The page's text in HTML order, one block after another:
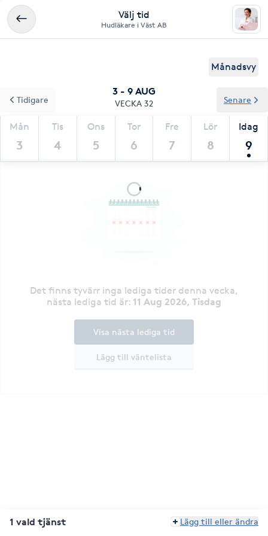
Välj tid
Hudläkare i Väst AB
Månadsvy
3 - 9 AUG
VECKA 32
Mån
3
Tis
4
Ons
5
Tor
6
Fre
7
Lör
8
Idag
9
Tidigare Senare
Det finns tyvärr inga lediga tider denna vecka,
nästa lediga tid är: 11 Aug 2026, Tisdag
Lägg till väntelista
Visa nästa lediga tid
1 vald tjänst Lägg till eller ändra